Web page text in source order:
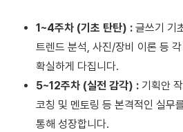
1~4주차 (기초 탄탄) : 글쓰기 기
트렌드 분석, 사진/장비 이론 등
확실하게 다집니다.
5~12주차 (실전 감각) : 기획안
코칭 및 멘토링 등 본격적인 실무
통해 성장합니다.